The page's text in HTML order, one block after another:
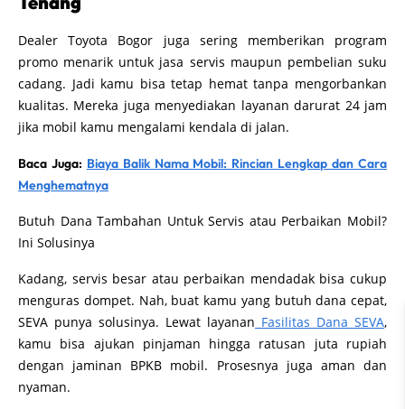
Dealer Toyota Bogor juga sering memberikan program
promo menarik untuk jasa servis maupun pembelian suku
cadang. Jadi kamu bisa tetap hemat tanpa mengorbankan
kualitas. Mereka juga menyediakan layanan darurat 24 jam
jika mobil kamu mengalami kendala di jalan.
Baca Juga: Biaya Balik Nama Mobil: Rincian Lengkap dan Cara
Menghematnya
Butuh Dana Tambahan Untuk Servis atau Perbaikan Mobil?
Ini Solusinya
Kadang, servis besar atau perbaikan mendadak bisa cukup
menguras dompet. Nah, buat kamu yang butuh dana cepat,
SEVA punya solusinya. Lewat layanan Fasilitas Dana SEVA,
kamu bisa ajukan pinjaman hingga ratusan juta rupiah
dengan jaminan BPKB mobil. Prosesnya juga aman dan
nyaman.